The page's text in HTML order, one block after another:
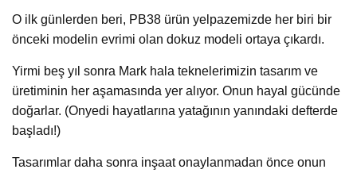
O ilk günlerden beri, PB38 ürün yelpazemizde her biri bir
önceki modelin evrimi olan dokuz modeli ortaya çıkardı.
Yirmi beş yıl sonra Mark hala teknelerimizin tasarım ve
üretiminin her aşamasında yer alıyor. Onun hayal gücünde
doğarlar. (Onyedi hayatlarına yatağının yanındaki defterde
başladı!)
Tasarımlar daha sonra inşaat onaylanmadan önce onun